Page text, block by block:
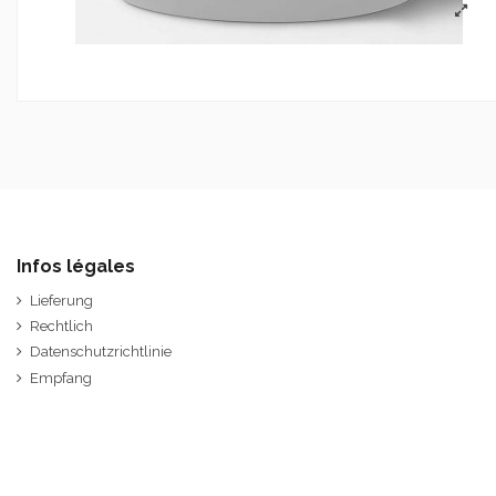
Infos légales
Lieferung
Rechtlich
Datenschutzrichtlinie
Empfang